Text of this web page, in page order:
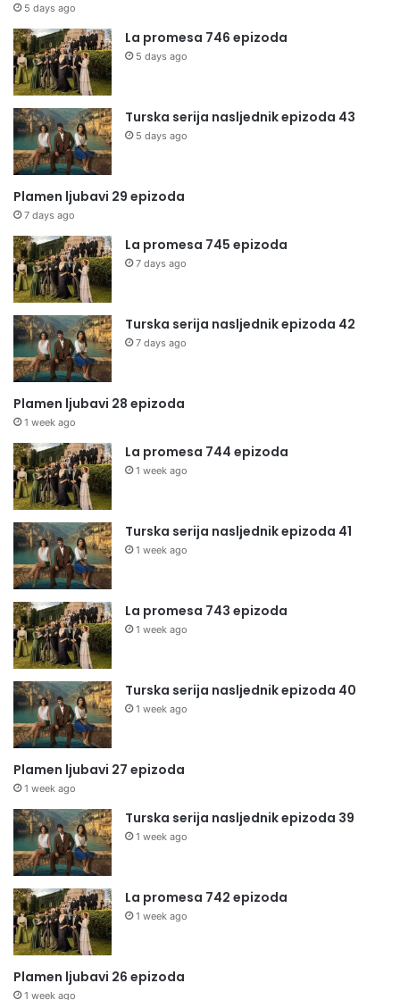
5 days ago
La promesa 746 epizoda
5 days ago
Turska serija nasljednik epizoda 43
5 days ago
Plamen ljubavi 29 epizoda
7 days ago
La promesa 745 epizoda
7 days ago
Turska serija nasljednik epizoda 42
7 days ago
Plamen ljubavi 28 epizoda
1 week ago
La promesa 744 epizoda
1 week ago
Turska serija nasljednik epizoda 41
1 week ago
La promesa 743 epizoda
1 week ago
Turska serija nasljednik epizoda 40
1 week ago
Plamen ljubavi 27 epizoda
1 week ago
Turska serija nasljednik epizoda 39
1 week ago
La promesa 742 epizoda
1 week ago
Plamen ljubavi 26 epizoda
1 week ago